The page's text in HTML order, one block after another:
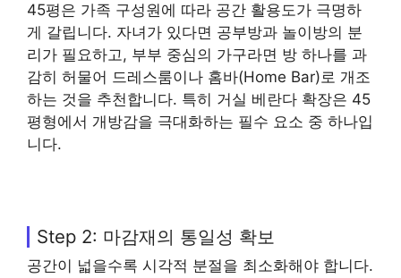
45평은 가족 구성원에 따라 공간 활용도가 극명하
게 갈립니다. 자녀가 있다면 공부방과 놀이방의 분
리가 필요하고, 부부 중심의 가구라면 방 하나를 과
감히 허물어 드레스룸이나 홈바(Home Bar)로 개조
하는 것을 추천합니다. 특히 거실 베란다 확장은 45
평형에서 개방감을 극대화하는 필수 요소 중 하나입
니다.
Step 2: 마감재의 통일성 확보
공간이 넓을수록 시각적 분절을 최소화해야 합니다.